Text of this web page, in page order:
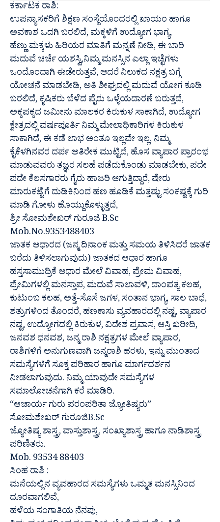
ಕರ್ಕಾಟಕ ರಾಶಿ:
ಉಪನ್ಯಾಸಕರಿಗೆ ಶಿಕ್ಷಣ ಸಂಸ್ಥೆಯೊಂದರಲ್ಲಿ ಖಾಯಂ ಹಾಗೂ
ಅವಕಾಶ ಒದಗಿ ಬರಲಿದೆ, ಮಕ್ಕಳಿಗೆ ಉದ್ಯೋಗ ಭಾಗ್ಯ,
ಹೆಣ್ಣು ಮಕ್ಕಳು ಹಿರಿಯರ ಮಾತಿಗೆ ಮನ್ನಣೆ ನೀಡಿ, ಈ ಬಾರಿ
ಮದುವೆ ಚರ್ಚೆ ಯಶಸ್ವಿ,ನಿಮ್ಮ ಮನಸ್ಸಿನ ಎಲ್ಲಾ ಇಚ್ಛೆಗಳು
ಒಂದೊಂದಾಗಿ ಈಡೇರುತ್ತವೆ, ಆದರೆ ನಿಲುಕದ ನಕ್ಷತ್ರ ಬಗ್ಗೆ
ಯೋಚನೆ ಮಾಡಬೇಡಿ, ಅತಿ ಶೀಘ್ರದಲ್ಲಿ ಮದುವೆ ಯೋಗ ಕೂಡಿ
ಬರಲಿದೆ, ಕೃಷಿಕರು ಬೆಳೆದ ಪೈರು ಒಳ್ಳೆಯದಾರಣೆ ಬರುತ್ತದೆ,
ಅಕ್ಕಪಕ್ಕದ ಜಮೀನು ಮಾಲಕರ ಕಿರುಕುಳ ಸಾಕಾಗಿದೆ, ಉದ್ಯೋಗ
ಕ್ಷೇತ್ರದಲ್ಲಿ ವರ್ಷಪೂರ್ತಿ ನಿಮ್ಮ ಮೇಲಾಧಿಕಾರಿಗಳ ಕಿರುಕುಳ
ಸಾಕಾಗಿದೆ, ಈ ಕಡೆ ಲಾಭ ಅಂತೂ ಇಲ್ಲವೇ ಇಲ್ಲ, ನಿಮ್ಮ
ಕೈಕೆಳಗಿನವರ ದರ್ಪ ಅತಿರೇಕ ಮುಟ್ಟಿದೆ, ಹೊಸ ವ್ಯಾಪಾರ ಪ್ರಾರಂಭ
ಮಾಡುವವರು ತಜ್ಞರ ಸಲಹೆ ಪಡೆದುಕೊಂಡು ಮಾಡಬೇಕು, ಪದೇ
ಪದೇ ಕೆಲಸಗಾರರು ಗೈರು ಹಾಜರಿ ಆಗುತ್ತಿದ್ದಾರೆ, ಷೇರು
ಮಾರುಕಟ್ಟೆಗೆ ದುಡಿಕಿನಿಂದ ಹಣ ಹೂಡಿಕೆ ಮತ್ತಷ್ಟು ಸಂಕಷ್ಟಕ್ಕೆ ಗುರಿ
ಮಾಡಿ ಗೋಳು ಹೊಯ್ದುಕೊಳ್ಳುತ್ತದೆ,
ಶ್ರೀ ಸೋಮಶೇಖರ್ ಗುರೂಜಿ B.Sc
Mob.No.9353488403
ಜಾತಕ ಆಧಾರದ (ಜನ್ಮ ದಿನಾಂಕ ಮತ್ತು ಸಮಯ ತಿಳಿಸಿದರೆ ಜಾತಕ
ಬರೆದು ತಿಳಿಸಲಾಗುವುದು) ಜಾತಕದ ಆಧಾರ ಹಾಗೂ
ಹಸ್ತಸಾಮುದ್ರಿಕೆ ಆಧಾರ ಮೇಲೆ ವಿವಾಹ, ಪ್ರೇಮ ವಿವಾಹ,
ಪ್ರೇಮಿಗಳಲ್ಲಿ ಮನಸ್ತಾಪ, ಮದುವೆ ಸಾಲಾವಳಿ, ದಾಂಪತ್ಯ ಕಲಹ,
ಕುಟುಂಬ ಕಲಹ, ಅತ್ತೆ-ಸೊಸೆ ಜಗಳ, ಸಂತಾನ ಭಾಗ್ಯ, ಸಾಲ ಬಾಧೆ,
ಶತ್ರುಗಳಿಂದ ತೊಂದರೆ, ಹಣಕಾಸು ವ್ಯವಹಾರದಲ್ಲಿ ನಷ್ಟ, ವ್ಯಾಪಾರ
ನಷ್ಟ, ಉದ್ಯೋಗದಲ್ಲಿ ಕಿರುಕುಳ, ವಿದೇಶ ಪ್ರವಾಸ, ಆಸ್ತಿ ಖರೀದಿ,
ಜನವಶ ಧನವಶ, ಜನ್ಮ ರಾಶಿ ನಕ್ಷತ್ರಗಳ ಮೇಲೆ ವ್ಯಾಪಾರ,
ರಾಶಿಗಳಿಗೆ ಅನುಗುಣವಾಗಿ ಜನ್ಮರಾಶಿ ಹರಳು, ಇನ್ನು ಮುಂತಾದ
ಸಮಸ್ಯೆಗಳಿಗೆ ಸೂಕ್ತ ಪರಿಹಾರ ಹಾಗೂ ಮಾರ್ಗದರ್ಶನ
ನೀಡಲಾಗುವುದು. ನಿಮ್ಮ ಯಾವುದೇ ಸಮಸ್ಯೆಗಳ
ಸಮಾಲೋಚನೆಗಾಗಿ ಕರೆ ಮಾಡಿರಿ.
“ಆಚಾರ್ಯ ಗುರು ಪರಂಪರಿತಾ ಜ್ಯೋತಿಷ್ಯರು”
ಸೋಮಶೇಖರ್ ಗುರೂಜಿB.Sc
ಜ್ಯೋತಿಷ್ಯ ಶಾಸ್ತ್ರ, ವಾಸ್ತುಶಾಸ್ತ್ರ, ಸಂಖ್ಯಾಶಾಸ್ತ್ರ ಹಾಗೂ ನಾಡಿಶಾಸ್ತ್ರ
ಪರಿಣಿತರು.
Mob. 93534 88403
ಸಿಂಹ ರಾಶಿ :
ಮನೆಯಲ್ಲಿನ ವ್ಯವಹಾರದ ಸಮಸ್ಯೆಗಳು ಒಮ್ಮತ ಮನಸ್ಸಿನಿಂದ
ದೂರವಾಗಲಿವೆ,
ಹಳೆಯ ಸಂಗಾತಿಯ ನೆನಪು,